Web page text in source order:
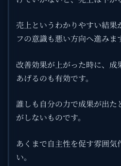
売上というわかりやすい結果
フの意識も悪い方向へ進みま
改善効果が上がった時に、成
あげるのも有効です。
誰しも自分の力で成果が出
がしないものです。
あくまで自主性を促す雰囲気
い。